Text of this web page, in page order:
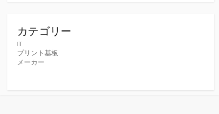
カテゴリー
IT
プリント基板
メーカー